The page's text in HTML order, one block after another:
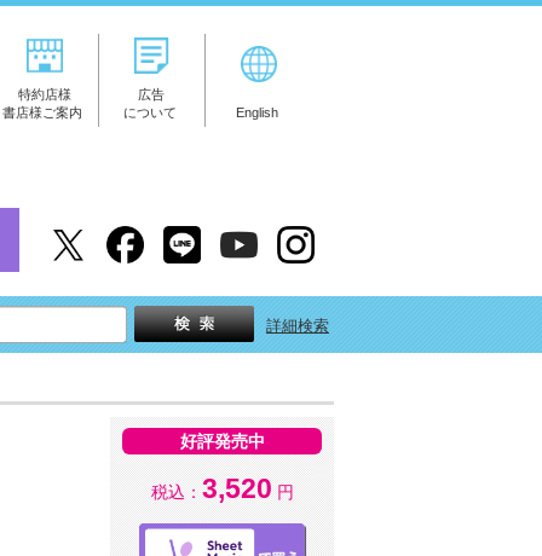
特約店様
書店様ご案内
広告
について
English
詳細検索
好評発売中
税込： 3,520 円